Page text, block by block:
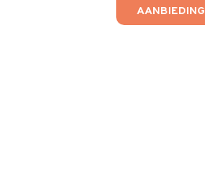
AANBIEDING